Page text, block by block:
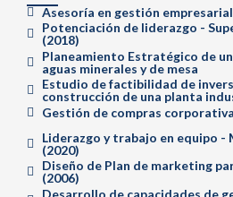
Asesoría en gestión
Potenciación de liderazgo -
(2018)
Planeamiento Estratégico de
aguas minerales y de mesa
Estudio de factibilidad de
construcción de una planta
Gestión de compras
Liderazgo y trabajo en equipo -
(2020)
Diseño de Plan de marketing
(2006)
Desarrollo de capacidades de